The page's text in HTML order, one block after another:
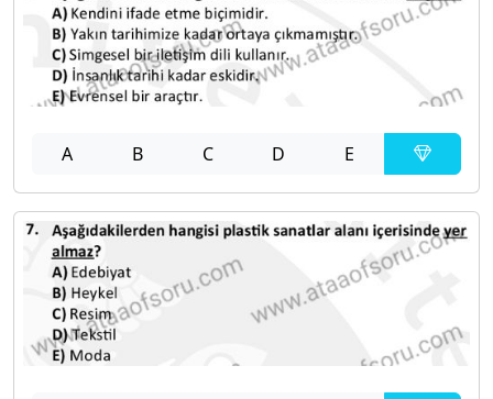
A B C D E